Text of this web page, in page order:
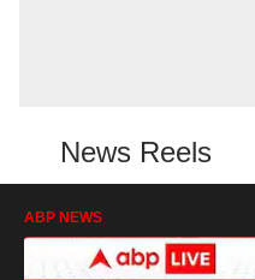
News Reels
ABP NEWS